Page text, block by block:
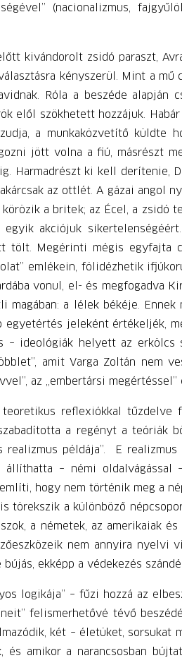
(nacionalizmus,
kivándorolt zsidó paraszt,
kényszerül. Mint a
Róla a beszéde
elől szökhetett hozzájuk.
a munkaközvetítő küldte
jött volna a fiú, másrészt
Harmadrészt ki kell derítenie,
az ottlét. A gázai angol
a britek; az Écel, a zsidó
akciójuk
tölt. Megérinti mégis
emlékein, fölidézhetik
vonul, el- és megfogadva
magában: a lélek békéje.
jeleként értékeljék,
ideológiák helyett az erkölcs
amit Varga Zoltán nem
az „embertársi megértéssel”
reflexiókkal tűzdelve
a regényt a teóriák
példája”. E
– némi
hogy nem történik meg a
törekszik a különböző
a németek, az amerikaiak
nem annyira
ekképp a védekezés
logikája” – fűzi hozzá az
felismerhetővé tévő
két – életüket, sorsukat
amikor a narancsosban